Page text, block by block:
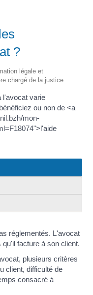
?
légale et
chargé de la justice
l'avocat varie
ou non de <a
mon-
réglementés. L'avocat
facture à son client.
plusieurs critères
client, difficulté de
consacré à